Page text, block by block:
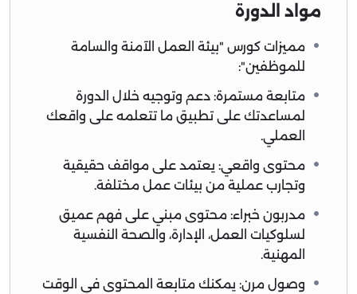
مواد الدورة
مميزات كورس "بيئة العمل الآمنة والسامة
للموظفين":
متابعة مستمرة: دعم وتوجيه خلال الدورة
لمساعدتك على تطبيق ما تتعلمه على واقعك
العملي.
محتوى واقعي: يعتمد على مواقف حقيقية
وتجارب عملية من بيئات عمل مختلفة.
مدربون خبراء: محتوى مبني على فهم عميق
لسلوكيات العمل، الإدارة، والصحة النفسية
المهنية.
وصول مرن: يمكنك متابعة المحتوى في الوقت